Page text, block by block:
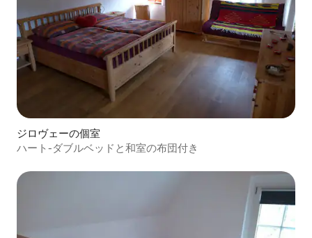
ジロヴェーの個室
ハート-ダブルベッドと和室の布団付き